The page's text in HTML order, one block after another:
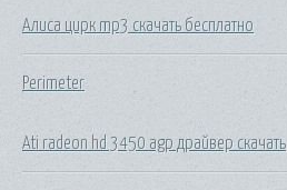
Алиса цирк mp3 скачать бесплатно
Perimeter
Ati radeon hd 3450 agp драйвер скачать